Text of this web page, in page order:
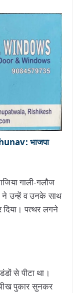
भाजपा
गाली-गलौज
ने उन्हें व उनके साथ
दिया। पत्थर लगने
से पीटा था।
पुकार सुनकर